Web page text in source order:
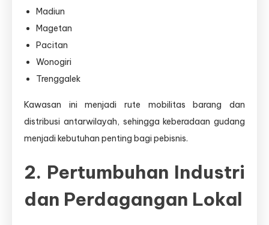
Madiun
Magetan
Pacitan
Wonogiri
Trenggalek
Kawasan ini menjadi rute mobilitas barang dan
distribusi antarwilayah, sehingga keberadaan gudang
menjadi kebutuhan penting bagi pebisnis.
2. Pertumbuhan Industri
dan Perdagangan Lokal